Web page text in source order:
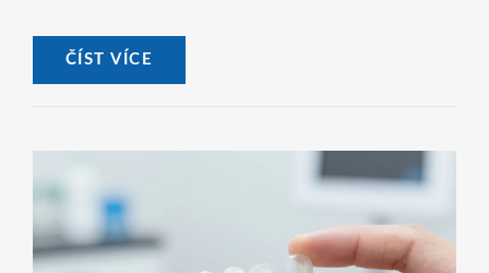
ČÍST VÍCE